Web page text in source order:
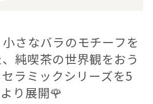
小さなバラのモチーフを
純喫茶の世界観をおう
ラミックシリーズを5
り展開🌹